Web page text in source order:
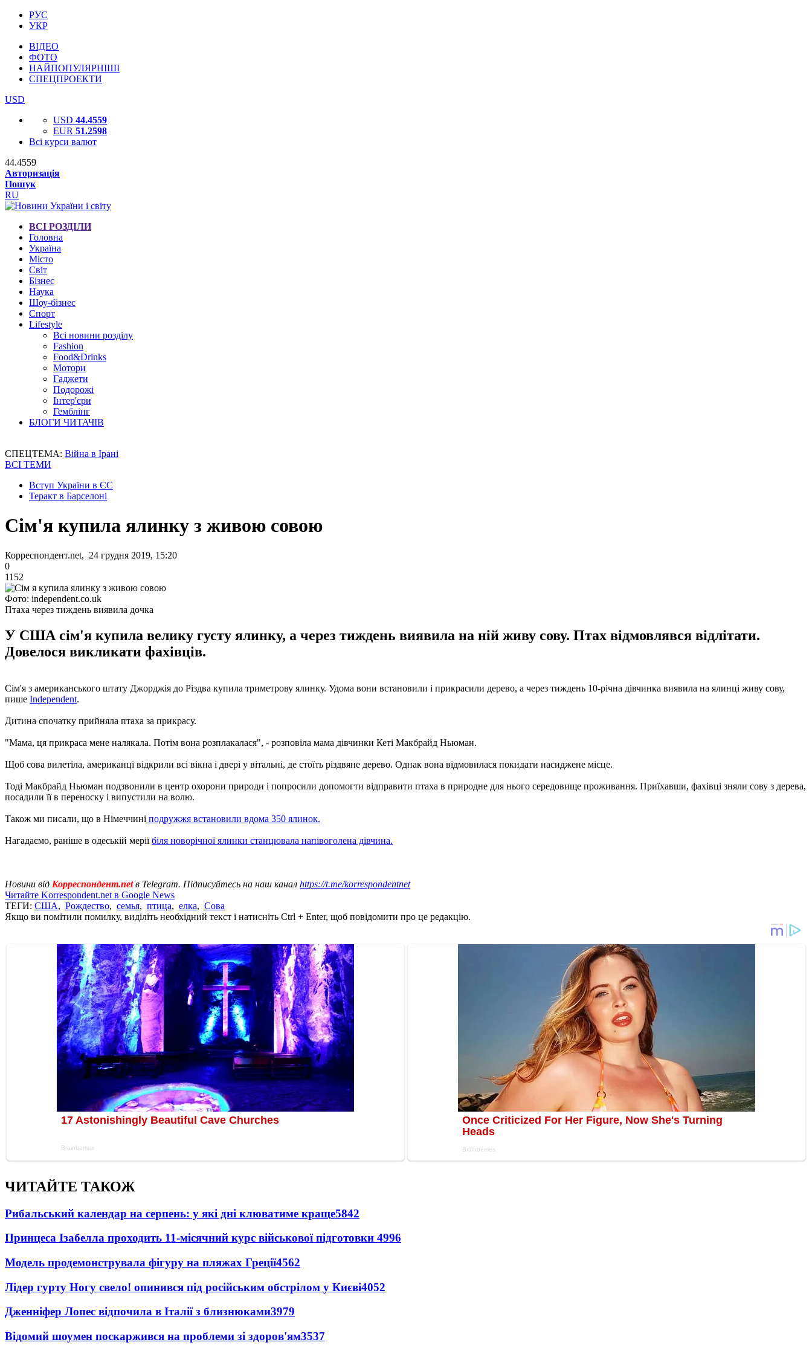
РУС
УКР
ВІДЕО
ФОТО
НАЙПОПУЛЯРНІШІ
СПЕЦПРОЕКТИ
USD
USD 44.4559
EUR 51.2598
Всі курси валют
44.4559
Авторизація
Пошук
RU
ВСІ РОЗДІЛИ
Головна
Україна
Місто
Світ
Бізнес
Наука
Шоу-бізнес
Спорт
Lifestyle
Всі новини розділу
Fashion
Food&Drinks
Мотори
Гаджети
Подорожі
Інтер'єри
Гемблінг
БЛОГИ ЧИТАЧІВ
СПЕЦТЕМА: Війна в Ірані
ВСІ ТЕМИ
Вступ України в ЄС
Теракт в Барселоні
Сім'я купила ялинку з живою совою
Корреспондент.net, 24 грудня 2019, 15:20
0
1152
Фото: independent.co.uk
Птаха через тиждень виявила дочка
У США сім'я купила велику густу ялинку, а через тиждень виявила на ній живу сову. Птах відмовлявся відлітати.
Довелося викликати фахівців.
Сім'я з американського штату Джорджія до Різдва купила триметрову ялинку. Удома вони встановили і прикрасили дерево, а через тиждень 10-річна дівчинка виявила на ялинці живу сову,
пише Independent.
Дитина спочатку прийняла птаха за прикрасу.
"Мама, ця прикраса мене налякала. Потім вона розплакалася", - розповіла мама дівчинки Кеті Макбрайд Ньюман.
Щоб сова вилетіла, американці відкрили всі вікна і двері у вітальні, де стоїть різдвяне дерево. Однак вона відмовилася покидати насиджене місце.
Тоді Макбрайд Ньюман подзвонили в центр охорони природи і попросили допомогти відправити птаха в природне для нього середовище проживання. Приїхавши, фахівці зняли сову з дерева,
посадили її в переноску і випустили на волю.
Також ми писали, що в Німеччині подружжя встановили вдома 350 ялинок.
Нагадаємо, раніше в одеській меріїбіля новорічної ялинки станцювала напівоголена дівчина.
Новини від Корреспондент.netв Telegram. Підписуйтесь на наш канал https://t.me/korrespondentnet
Читайте Korrespondent.net в Google News
ТЕГИ: США, Рождество, семья, птица, елка, Сова
Якщо ви помітили помилку, виділіть необхідний текст і натисніть Ctrl + Enter, щоб повідомити про це редакцію.
ЧИТАЙТЕ ТАКОЖ
Рибальський календар на серпень: у які дні клюватиме краще5842
Принцеса Ізабелла проходить 11-місячний курс військової підготовки 4996
Модель продемонструвала фігуру на пляжах Греції4562
Лідер гурту Ногу свело! опинився під російським обстрілом у Києві4052
Дженніфер Лопес відпочила в Італії з близнюками3979
Відомий шоумен поскаржився на проблеми зі здоров'ям3537